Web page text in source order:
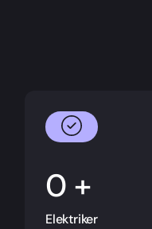
+
Elektriker